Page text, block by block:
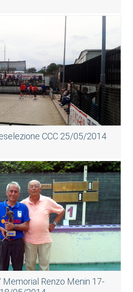
CCC 25/05/2014
Memorial Renzo Menin 17-